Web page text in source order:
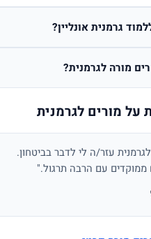
גרמנית אונליין?
מורה לגרמנית?
על מורים לגרמנית
עזר/ה לי לדבר בביטחון.
ממוקדים עם הרבה תרגול."